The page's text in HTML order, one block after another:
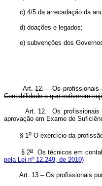
c) 4/5 da arrecadação da
d) doações e legados;
e) subvenções dos
Art. 12. – Os profissionais
Contabilidade a que estiverem
Art. 12. Os profissionais
aprovação em Exame de
§ 1 o O exercício da
§ 2oOs técnicos em
pela Lei nº 12.249, de 2010)
Art. 13 – Os profissionais